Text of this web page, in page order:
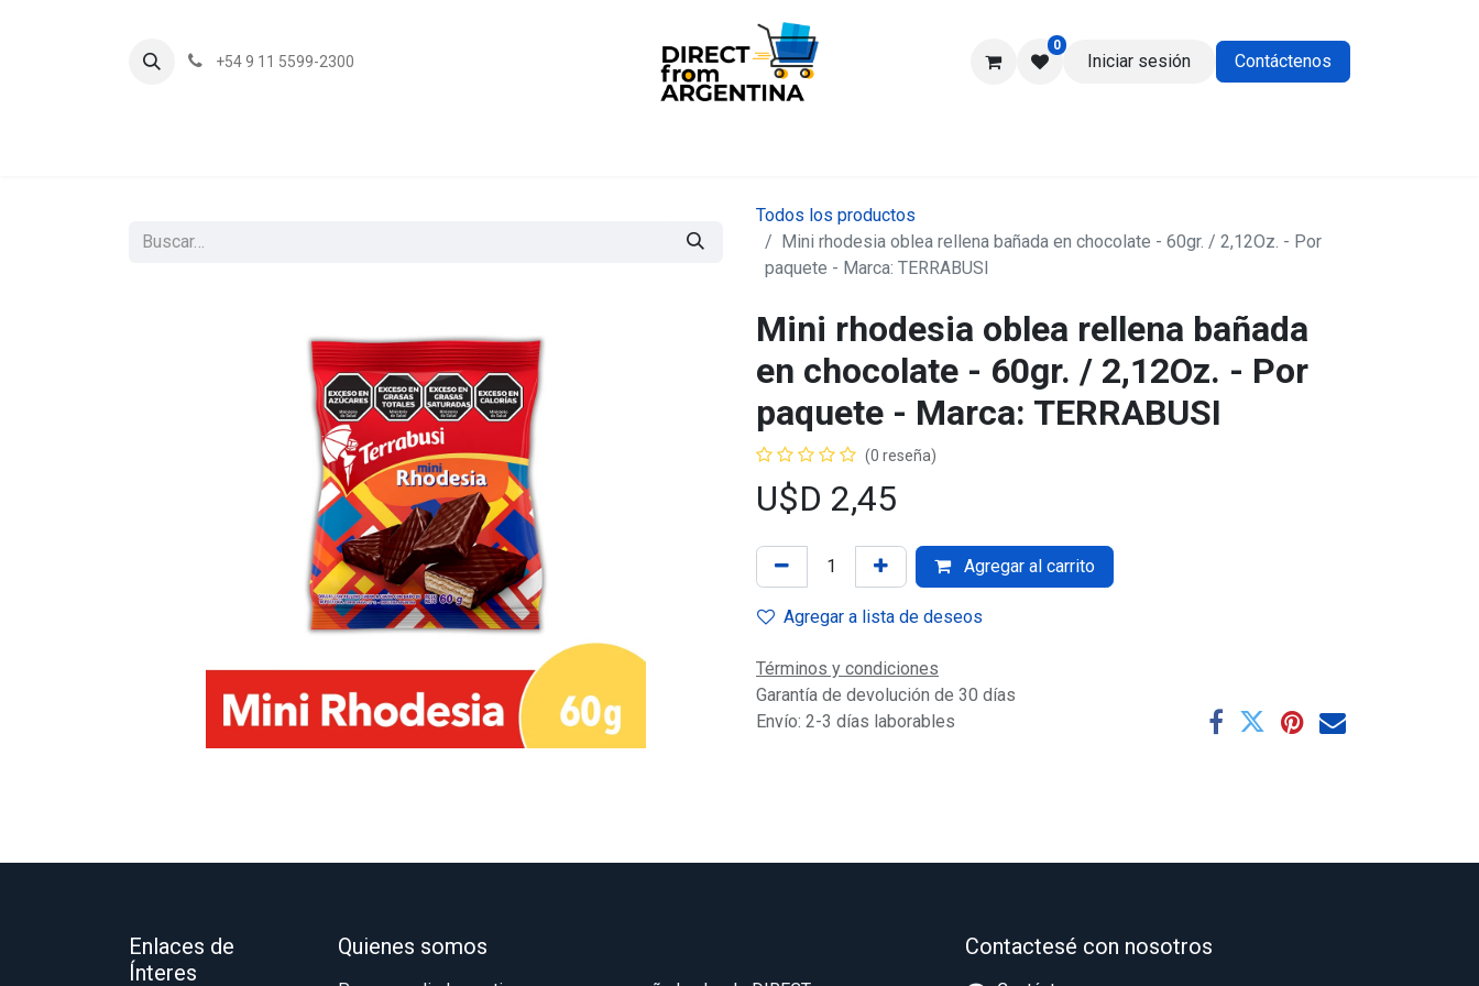
+54 9 11 5599-2300
0
Iniciar sesión Contáctenos
Todos los productos
Mini rhodesia oblea rellena bañada en chocolate - 60gr. / 2,12Oz. - Por
paquete - Marca: TERRABUSI
Mini rhodesia oblea rellena bañada
en chocolate - 60gr. / 2,12Oz. - Por
paquete - Marca: TERRABUSI
(0 reseña)
U$D 2,45
Agregar al carrito
Agregar a lista de deseos
Términos y condiciones
Garantía de devolución de 30 días
Envío: 2-3 días laborables
Enlaces de
Ínteres
Quienes somos Contactesé con nosotros